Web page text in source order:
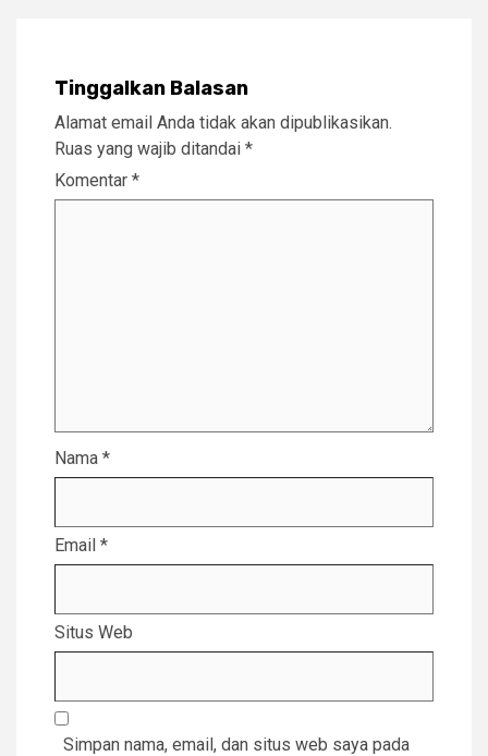
Tinggalkan Balasan
Alamat email Anda tidak akan dipublikasikan.
Ruas yang wajib ditandai *
Komentar *
Nama *
Email *
Situs Web
Simpan nama, email, dan situs web saya pada